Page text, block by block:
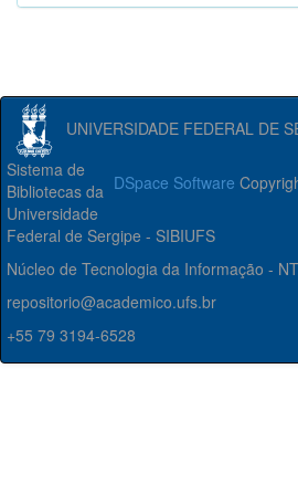
UNIVERSIDADE FEDERAL DE
DSpace Software
Sistema de
Bibliotecas da
Universidade
Federal de Sergipe - SIBIUFS
Núcleo de Tecnologia da Informação -
repositorio@academico.ufs.br
+55 79 3194-6528